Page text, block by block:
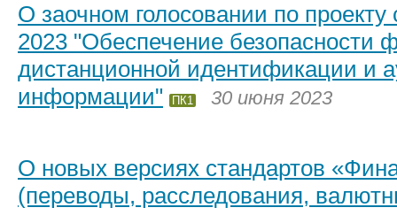
О заочном голосовании по
2023 "Обеспечение безопасности
дистанционной идентификации и
информации"
ПК1 30 июня 2023
О новых версиях стандартов
(переводы, расследования,